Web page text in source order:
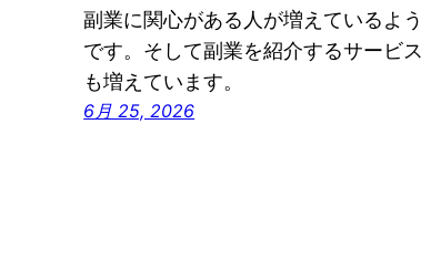
副業に関心がある人が増えているよう
です。そして副業を紹介するサービス
も増えています。
6月 25, 2026